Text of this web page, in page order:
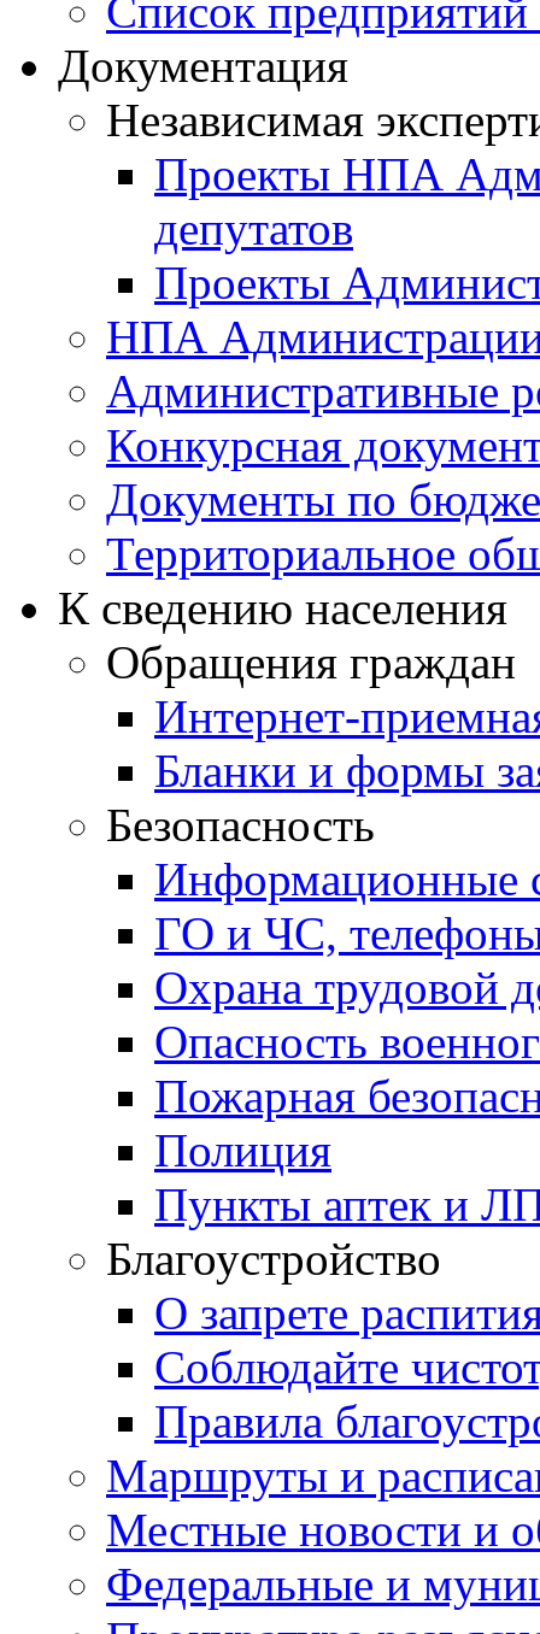
Список предприятий
Документация
Независимая
Проекты НПА
депутатов
Проекты
НПА
Административные
Конкурсная
Документы по
Территориальное
К сведению населения
Обращения граждан
Интернет-
Бланки и формы
Безопасность
Информационные
ГО и ЧС,
Охрана трудовой
Опасность
Пожарная
Полиция
Пункты аптек и
Благоустройство
О запрете
Соблюдайте
Правила
Маршруты и
Местные новости и
Федеральные и